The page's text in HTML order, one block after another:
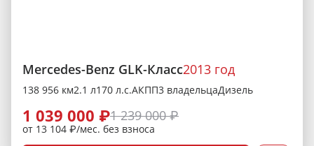
Mercedes-Benz GLK-Класс2013 год
138 956 км2.1 л170 л.с.АКПП3 владельцаДизель
1 039 000 ₽1 239 000 ₽
от 13 104 ₽/мес. без взноса